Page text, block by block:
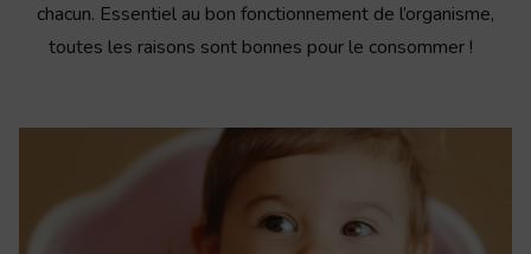
chacun. Essentiel au bon fonctionnement de l’organisme,
toutes les raisons sont bonnes pour le consommer !